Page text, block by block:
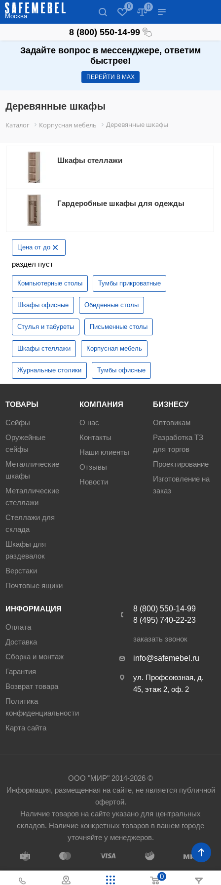
Москва
0 0
8 (800) 550-14-99
Задайте вопрос в мессенджере, ответим
быстрее!
ПЕРЕЙТИ В МАХ
Деревянные шкафы
Каталог Корпусная мебель Деревянные шкафы
Шкафы стеллажи
Гардеробные шкафы для одежды
Цена от до
раздел пуст
Компьютерные столы Тумбы прикроватные
Шкафы офисные Обеденные столы
Стулья и табуреты Письменные столы
Шкафы стеллажи Корпусная мебель
Журнальные столики Тумбы офисные
ТОВАРЫ
Сейфы
Оружейные
сейфы
Металлические
шкафы
Металлические
стеллажи
Стеллажи для
склада
Шкафы для
раздевалок
Верстаки
Почтовые ящики
КОМПАНИЯ
О нас
Контакты
Наши клиенты
Отзывы
Новости
БИЗНЕСУ
Оптовикам
Разработка ТЗ
для торгов
Проектирование
Изготовление на
заказ
ИНФОРМАЦИЯ
Оплата
Доставка
Сборка и монтаж
Гарантия
Возврат товара
Политика
конфиденциальности
Карта сайта
8 (800) 550-14-99
8 (495) 740-22-23
заказать звонок
info@safemebel.ru
ул. Профсоюзная, д.
45, этаж 2, оф. 2
ООО "МИР" 2014-2026 ©
Информация, размещенная на сайте, не является публичной
офертой.
Наличие товаров на сайте указано для центральных
складов. Наличие конкретных товаров в вашем городе
уточняйте у менеджеров.
0